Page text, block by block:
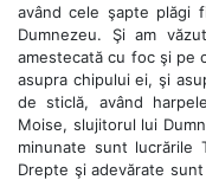
având cele şapte plăgi
Dumnezeu. Şi am
amestecată cu foc şi pe
asupra chipului ei, şi
de sticlă, având
Moise, slujitorul lui
minunate sunt lucrările
Drepte şi adevărate